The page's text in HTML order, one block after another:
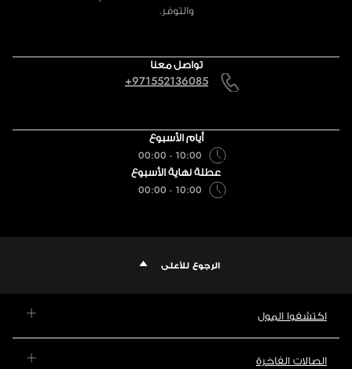
والتوفر.
تواصل معنا
+971552136085
أيام الأسبوع
10:00 - 00:00
عطلة نهاية الأسبوع
10:00 - 00:00
الرجوع للأعلى
اكتشفوا المول
الصالات الفاخرة